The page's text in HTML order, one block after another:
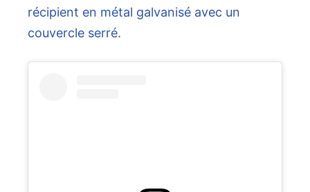
récipient en métal galvanisé avec un
couvercle serré.